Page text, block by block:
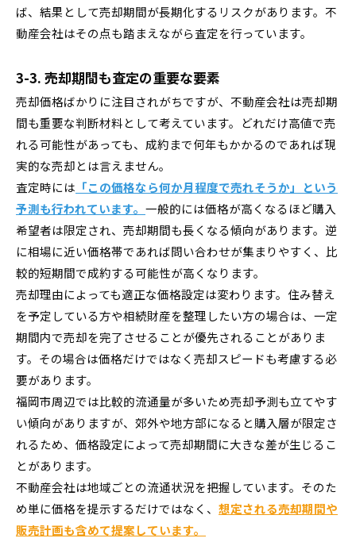
ば、結果として売却期間が長期化するリスクがあります。不
動産会社はその点も踏まえながら査定を行っています。
3-3. 売却期間も査定の重要な要素
売却価格ばかりに注目されがちですが、不動産会社は売却期
間も重要な判断材料として考えています。どれだけ高値で売
れる可能性があっても、成約まで何年もかかるのであれば現
実的な売却とは言えません。
査定時には 「この価格なら何か月程度で売れそうか」という
予測も行われています。 一般的には価格が高くなるほど購入
希望者は限定され、売却期間も長くなる傾向があります。逆
に相場に近い価格帯であれば問い合わせが集まりやすく、比
較的短期間で成約する可能性が高くなります。
売却理由によっても適正な価格設定は変わります。住み替え
を予定している方や相続財産を整理したい方の場合は、一定
期間内で売却を完了させることが優先されることがありま
す。その場合は価格だけではなく売却スピードも考慮する必
要があります。
福岡市周辺では比較的流通量が多いため売却予測も立てやす
い傾向がありますが、郊外や地方部になると購入層が限定さ
れるため、価格設定によって売却期間に大きな差が生じるこ
とがあります。
不動産会社は地域ごとの流通状況を把握しています。そのた
め単に価格を提示するだけではなく、 想定される売却期間や
販売計画も含めて提案しています。